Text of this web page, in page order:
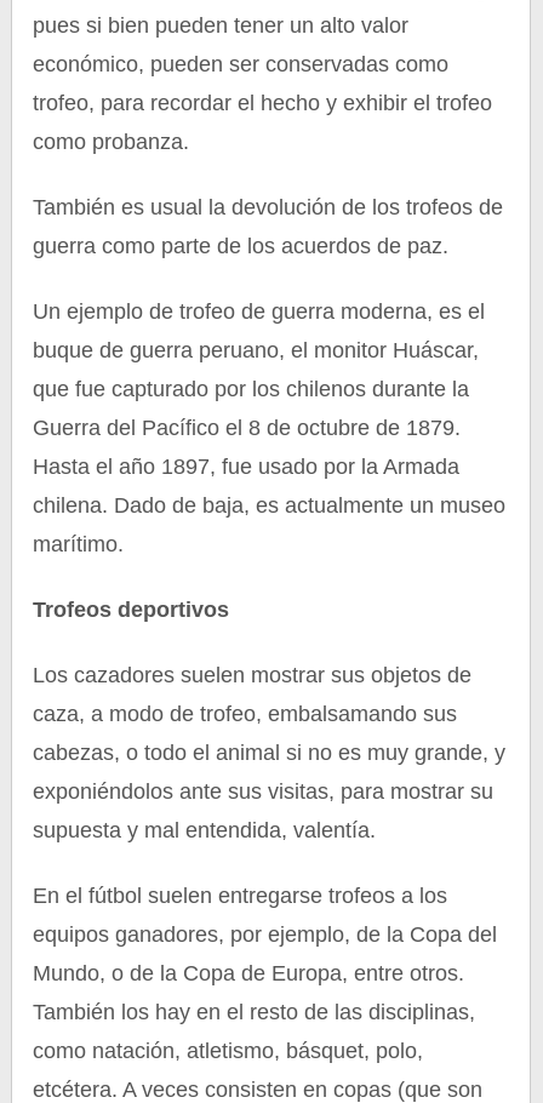
pues si bien pueden tener un alto valor
económico, pueden ser conservadas como
trofeo, para recordar el hecho y exhibir el trofeo
como probanza.
También es usual la devolución de los trofeos de
guerra como parte de los acuerdos de paz.
Un ejemplo de trofeo de guerra moderna, es el
buque de guerra peruano, el monitor Huáscar,
que fue capturado por los chilenos durante la
Guerra del Pacífico el 8 de octubre de 1879.
Hasta el año 1897, fue usado por la Armada
chilena. Dado de baja, es actualmente un museo
marítimo.
Trofeos deportivos
Los cazadores suelen mostrar sus objetos de
caza, a modo de trofeo, embalsamando sus
cabezas, o todo el animal si no es muy grande, y
exponiéndolos ante sus visitas, para mostrar su
supuesta y mal entendida, valentía.
En el fútbol suelen entregarse trofeos a los
equipos ganadores, por ejemplo, de la Copa del
Mundo, o de la Copa de Europa, entre otros.
También los hay en el resto de las disciplinas,
como natación, atletismo, básquet, polo,
etcétera. A veces consisten en copas (que son